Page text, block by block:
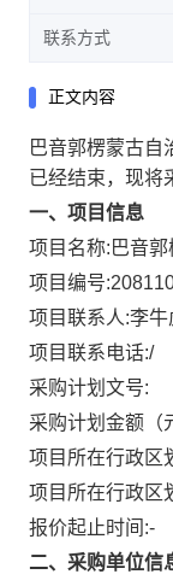
联系方式
正文内容
巴音郭楞蒙古自
已经结束，现将
一、项目信息
项目名称: 巴音
项目编号:
项目联系人:李牛
项目联系电话:/
采购计划文号:
采购计划金额（
项目所在行政区
项目所在行政区
报价起止时间:-
二、采购单位信